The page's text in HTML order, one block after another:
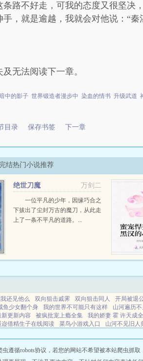
路不好走，可我的态度又很坚决
，就是逾越，我就会对他说：“
无法阅读下一章。
中的影子 世界锻造者漫步中 染血的情书 升级武道
目录 保存书签 下一章
结热门小说推荐
万剑二
绝世刀魔
一位平凡的少年，因缘巧合之
下拔出了尘封万古的魔刀，从此走
上了一条不平凡的道路。...
还见他么 双向狙击戚霁 双向狙击同人 开局被退
鱼少女翻个身 我的世界不可能只有这样 山河遍历不
更新内容 被疯批宠上瘾全集 我的娇妻 霍 许天成
迩借精生子在线阅读 菜鸟小游戏入口 山河不见旧人
威的死灵法师 天亮就不见了是什么歌 美食大赛合集
循robots协议，若您的网站不希望被本站爬虫抓取